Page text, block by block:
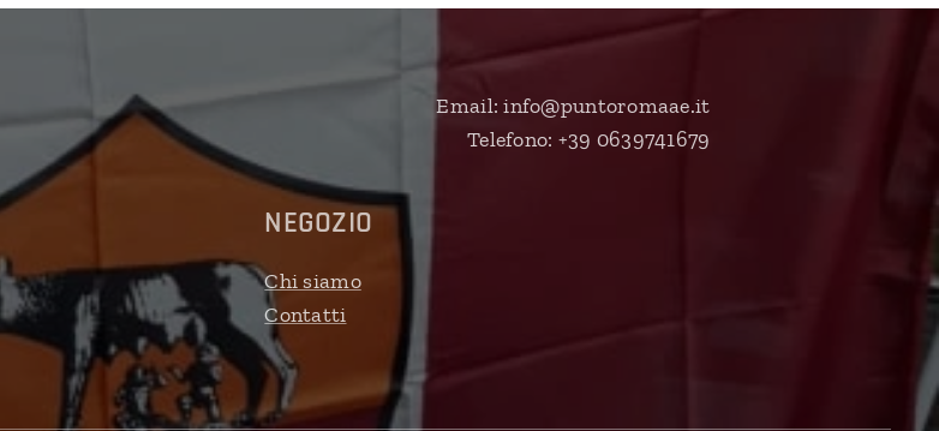
Email: info@puntoromaae.it
Telefono: +39 0639741679
NEGOZIO
Chi siamo
Contatti